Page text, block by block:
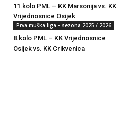
11.kolo PML – KK Marsonija vs. KK
Vrijednosnice Osijek
Prva muška liga - sezona 2025 / 2026
8.kolo PML – KK Vrijednosnice
Osijek vs. KK Crikvenica